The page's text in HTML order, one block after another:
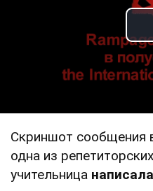
Скриншот сообщения
одна из
учительница